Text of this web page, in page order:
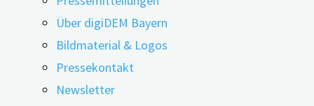
Über digiDEM Bayern
Bildmaterial & Logos
Pressekontakt
Newsletter
Schwerpunkt-Themen behandelt, etwa Ernährung,
Hören/Sehen oder Sexualität. Bei den Inhalten handelt
es sich um wissenschaftlich gesicherte Erkenntnisse, die
in allgemeinverständlicher Sprache aufbereitet und kurz
zusammengefasst werden.